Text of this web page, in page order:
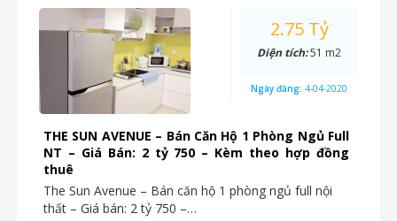
THE SUN AVENUE – Bán Căn Hộ 1 Phòng Ngủ Full
NT – Giá Bán: 2 tỷ 750 – Kèm theo hợp đồng
thuê
The Sun Avenue – Bán căn hộ 1 phòng ngủ full nội
thất – Giá bán: 2 tỷ 750 –…
2.75 Tỷ
Diện tích:51 m2
Ngày đăng: 4-04-2020